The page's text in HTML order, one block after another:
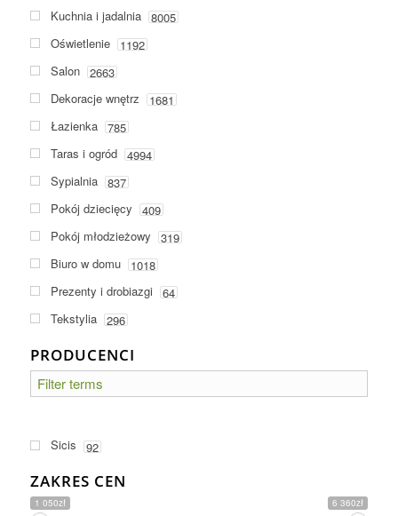
Kuchnia i jadalnia 8005
Oświetlenie 1192
Salon 2663
Dekoracje wnętrz
1681
Łazienka 785
Taras i ogród 4994
Sypialnia 837
Pokój dziecięcy
409
Pokój młodzieżowy
319
Biuro w domu 1018
Prezenty i drobiazgi
64
Tekstylia 296
PRODUCENCI
Sicis 92
ZAKRES CEN
1 050zł 6 360zł